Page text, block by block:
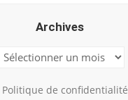
Archives
Archives
Politique de confidentialité